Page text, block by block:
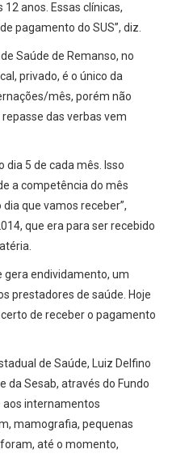
anos. Essas clínicas,
pagamento do SUS”, diz.
Saúde de Remanso, no
privado, é o único da
mês, porém não
das verbas vem
dia 5 de cada mês. Isso
a competência do mês
que vamos receber”,
que era para ser recebido
gera endividamento, um
prestadores de saúde. Hoje
de receber o pagamento
de Saúde, Luiz Delfino
da Sesab, através do Fundo
aos internamentos
mamografia, pequenas
até o momento,